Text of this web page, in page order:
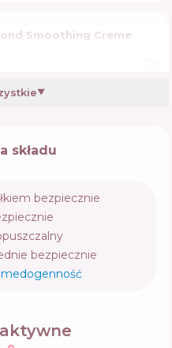
Smoothing Creme
Nectar Thermique
Cream
Sulfate Free Bond
Treatment
▼
składu
bezpiecznie
bezpiecznie